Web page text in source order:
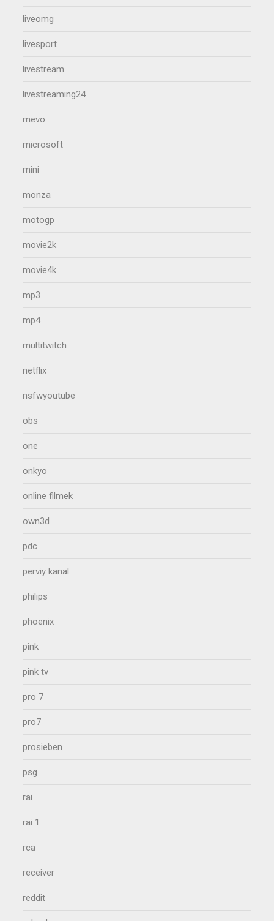
liveomg
livesport
livestream
livestreaming24
mevo
microsoft
mini
monza
motogp
movie2k
movie4k
mp3
mp4
multitwitch
netflix
nsfwyoutube
obs
one
onkyo
online filmek
own3d
pdc
perviy kanal
philips
phoenix
pink
pink tv
pro 7
pro7
prosieben
psg
rai
rai 1
rca
receiver
reddit